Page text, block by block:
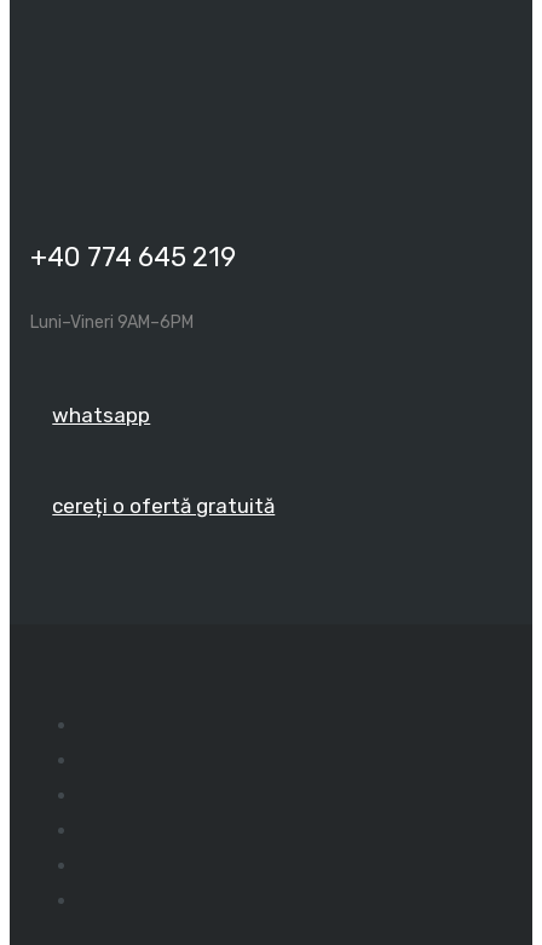
+40 774 645 219
Luni–Vineri 9AM–6PM
whatsapp
cereți o ofertă gratuită